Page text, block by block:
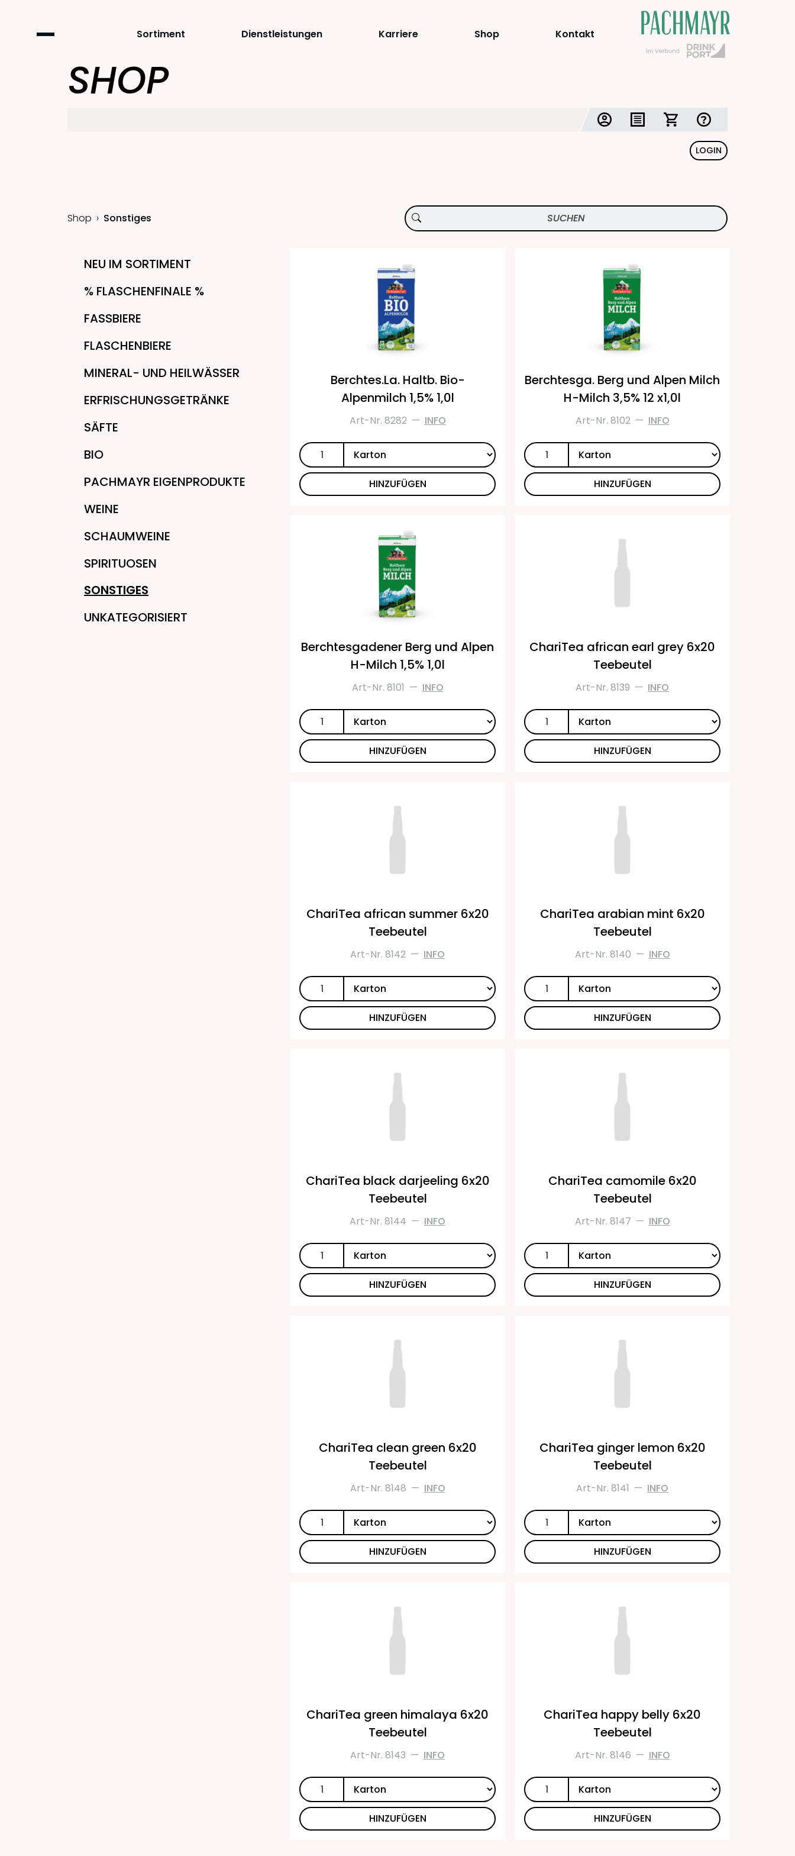
Sortiment Dienstleistungen Karriere Shop Kontakt
SHOP
LOGIN
Shop Sonstiges
NEU IM SORTIMENT
% FLASCHENFINALE %
FASSBIERE
FLASCHENBIERE
MINERAL- UND HEILWÄSSER
ERFRISCHUNGSGETRÄNKE
SÄFTE
BIO
PACHMAYR EIGENPRODUKTE
WEINE
SCHAUMWEINE
SPIRITUOSEN
SONSTIGES
UNKATEGORISIERT
Berchtes.La. Haltb. Bio-
Alpenmilch 1,5% 1,0l
Art-Nr. 8282 — INFO
HINZUFÜGEN
Berchtesga. Berg und Alpen Milch
H-Milch 3,5% 12 x1,0l
Art-Nr. 8102 — INFO
HINZUFÜGEN
Berchtesgadener Berg und Alpen
H-Milch 1,5% 1,0l
Art-Nr. 8101 — INFO
HINZUFÜGEN
ChariTea african earl grey 6x20
Teebeutel
Art-Nr. 8139 — INFO
HINZUFÜGEN
ChariTea african summer 6x20
Teebeutel
Art-Nr. 8142 — INFO
HINZUFÜGEN
ChariTea arabian mint 6x20
Teebeutel
Art-Nr. 8140 — INFO
HINZUFÜGEN
ChariTea black darjeeling 6x20
Teebeutel
Art-Nr. 8144 — INFO
HINZUFÜGEN
ChariTea camomile 6x20
Teebeutel
Art-Nr. 8147 — INFO
HINZUFÜGEN
ChariTea clean green 6x20
Teebeutel
Art-Nr. 8148 — INFO
HINZUFÜGEN
ChariTea ginger lemon 6x20
Teebeutel
Art-Nr. 8141 — INFO
HINZUFÜGEN
ChariTea green himalaya 6x20
Teebeutel
Art-Nr. 8143 — INFO
HINZUFÜGEN
ChariTea happy belly 6x20
Teebeutel
Art-Nr. 8146 — INFO
HINZUFÜGEN